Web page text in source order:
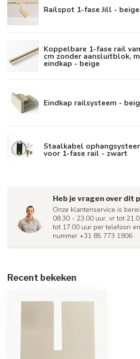
Railspot 1-fase Jill - beige
Koppelbare 1-fase rail
cm zonder aansluitblok,
eindkap - beige
Eindkap railsysteem -
Staalkabel
voor 1-fase rail - zwart
Heb je vragen over dit
Onze klantenservice is
08.30 - 23.00 uur, vr tot
tot 17.00 uur per telefoon
nummer +31 85 773 1906
Recent bekeken